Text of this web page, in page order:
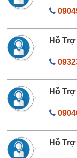
Hỗ
Hỗ
Hỗ